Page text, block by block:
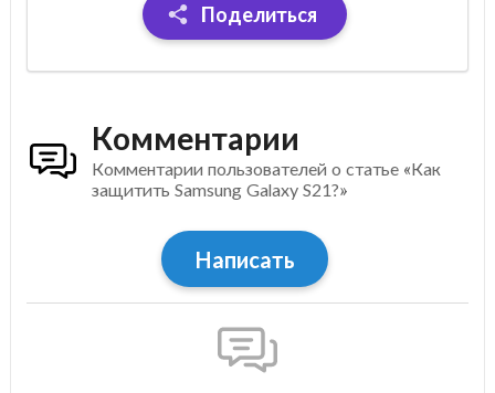
Поделиться
Комментарии
Комментарии пользователей о статье «Как
защитить Samsung Galaxy S21?»
Написать